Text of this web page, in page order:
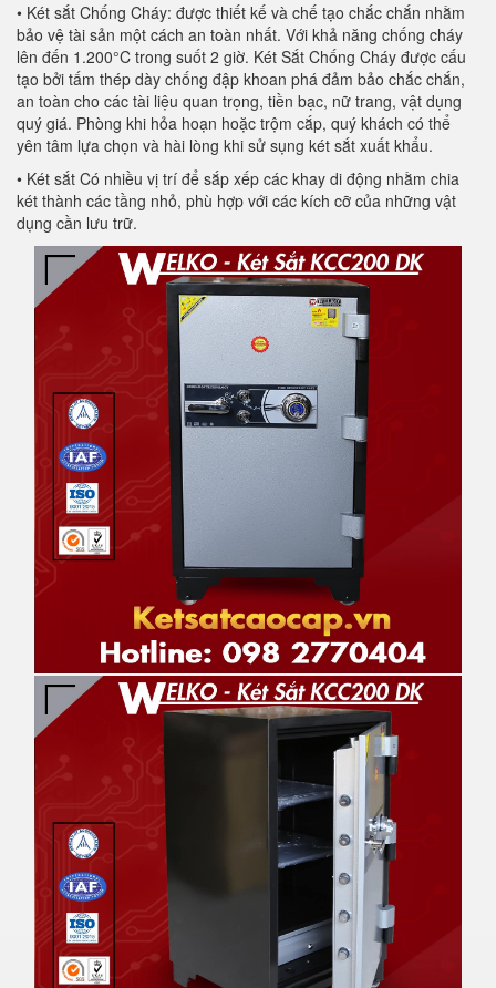
• Két sắt Chống Cháy: được thiết kế và chế tạo chắc chắn nhằm
bảo vệ tài sản một cách an toàn nhất. Với khả năng chống cháy
lên đến 1.200°C trong suốt 2 giờ. Két Sắt Chống Cháy được cấu
tạo bởi tấm thép dày chống đập khoan phá đảm bảo chắc chắn,
an toàn cho các tài liệu quan trọng, tiền bạc, nữ trang, vật dụng
quý giá. Phòng khi hỏa hoạn hoặc trộm cắp, quý khách có thể
yên tâm lựa chọn và hài lòng khi sử sụng két sắt xuất khẩu.
• Két sắt Có nhiều vị trí để sắp xếp các khay di động nhằm chia
két thành các tầng nhỏ, phù hợp với các kích cỡ của những vật
dụng cần lưu trữ.